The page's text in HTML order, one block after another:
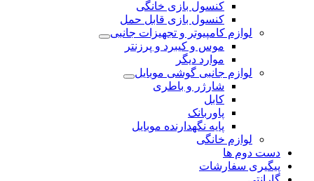
کنسول بازی خانگی
کنسول بازی قابل حمل
لوازم کامپیوتر و تجهیزات جانبی
موس و کیبرد و پرزنتر
موارد دیگر
لوازم جانبی گوشی موبایل
شارژر و باطری
کابل
پاوربانک
پایه نگهدارنده موبایل
لوازم خانگی
دست دوم ها
پیگیری سفارشات